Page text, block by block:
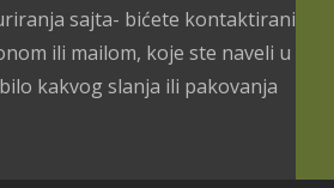
sajta- bićete kontaktirani
ili mailom, koje ste naveli u
kakvog slanja ili pakovanja